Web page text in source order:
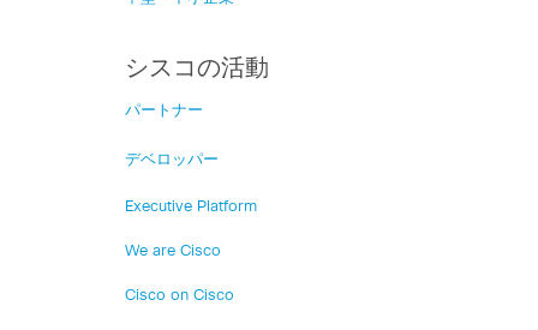
シスコの活動
パートナー
デベロッパー
Executive Platform
We are Cisco
Cisco on Cisco